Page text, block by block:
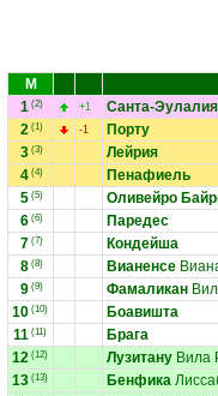
М
1 (2) +1
Санта-Эулалия
2 (1) -1
Порту
3 (3)
Лейрия
4 (4)
Пенафиель
5 (5) Оливейро
6 (6)
Паредес
7 (7)
Кондейша
8 (8) Вианенсе
9 (9) Фамаликан
10 (10)
Боавишта
11 (11)
Брага
12 (12) Лузитану Вила
13 (13) Бенфика